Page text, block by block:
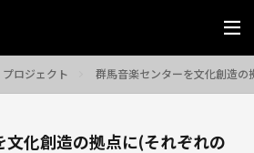
プロジェクト 群馬音楽センターを文化創造
文化創造の拠点に(それぞれの